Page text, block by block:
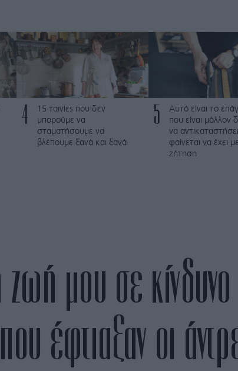
4
15 ταινίες που δεν
μπορούμε να
σταματήσουμε να
βλέπουμε ξανά και ξανά
5
Αυτό είναι το
που είναι μάλλον
να
φαίνεται να έχει
ζήτηση
μου σε κίνδυνο
έφτιαξαν οι